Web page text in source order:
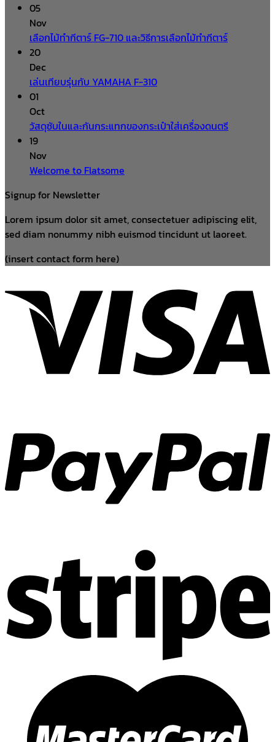
05
Nov
เลือกไม้ทำกีตาร์ FG-710 และวิธีการเลือกไม้ทำกีตาร์
20
Dec
เล่นเทียบรุ่นกับ YAMAHA F-310
01
Oct
วัสดุซับในและกันกระแทกของกระเป๋าใส่เครื่องดนตรี
19
Nov
Welcome to Flatsome
Signup for Newsletter
Lorem ipsum dolor sit amet, consectetuer adipiscing elit,
sed diam nonummy nibh euismod tincidunt ut laoreet.
(insert contact form here)